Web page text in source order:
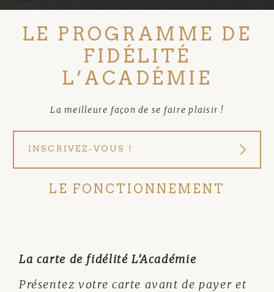
LE PROGRAMME DE
FIDÉLITÉ
L’ACADÉMIE
La meilleure façon de se faire plaisir !
INSCRIVEZ-VOUS !
LE FONCTIONNEMENT
La carte de fidélité L’Académie
Présentez votre carte avant de payer et